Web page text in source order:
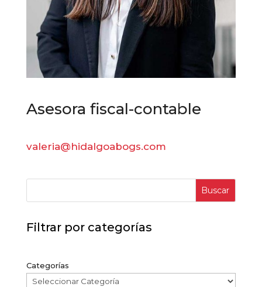
Asesora fiscal-contable
valeria@hidalgoabogs.com
Buscar
Filtrar por categorías
Categorías